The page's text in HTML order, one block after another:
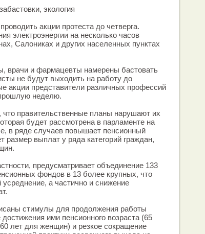
экология
акции протеста до четверга.
электроэнергии на несколько часов
Салониках и других населенных пунктах
врачи и фармацевты намерены бастовать
не будут выходить на работу до
акции представители различных профессий
неделю.
что правительственные планы нарушают их
будет рассмотрена в парламенте на
в ряде случаев повышает пенсионный
размер выплат у ряда категорий граждан,
предусматривает объединение 133
фондов в 13 более крупных, что
усреднение, а частично и снижение
стимулы для продолжения работы
ими пенсионного возраста (65
лет для женщин) и резкое сокращение